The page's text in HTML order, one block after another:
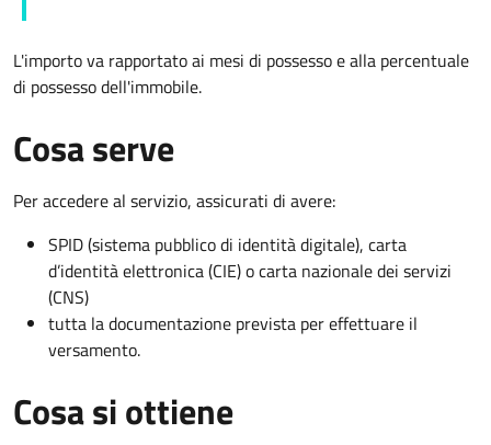
L'importo va rapportato ai mesi di possesso e alla percentuale
di possesso dell'immobile.
Cosa serve
Per accedere al servizio, assicurati di avere:
SPID (sistema pubblico di identità digitale), carta
d’identità elettronica (CIE) o carta nazionale dei servizi
(CNS)
tutta la documentazione prevista per effettuare il
versamento.
Cosa si ottiene